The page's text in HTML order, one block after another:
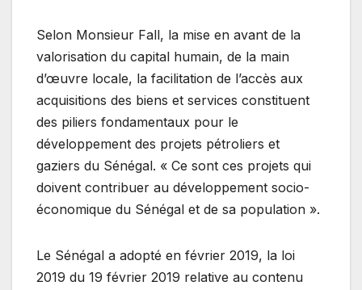
Selon Monsieur Fall, la mise en avant de la
valorisation du capital humain, de la main
d’œuvre locale, la facilitation de l’accès aux
acquisitions des biens et services constituent
des piliers fondamentaux pour le
développement des projets pétroliers et
gaziers du Sénégal. « Ce sont ces projets qui
doivent contribuer au développement socio-
économique du Sénégal et de sa population ».
Le Sénégal a adopté en février 2019, la loi
2019 du 19 février 2019 relative au contenu